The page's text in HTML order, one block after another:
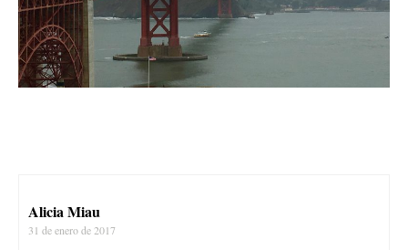
Alicia Miau
31 de enero de 2017